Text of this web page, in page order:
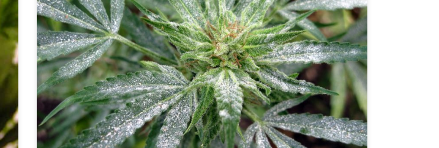
SYMPTOMY Przy mączniaku liście są częściowo pokryte białym, pudrowym nalotem.
Jego rozprzestrzenianie następuje bardzo szybko i pokrywa całą powierzchnię
rośliny. Na liściach w późniejszym przebiegu mogą występować brązowe obumarłe
miejsca. […]